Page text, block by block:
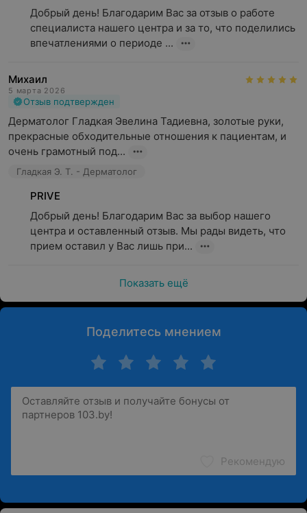
Добрый день! Благодарим Вас за отзыв о работе
специалиста нашего центра и за то, что поделились
впечатлениями о периоде ...
Михаил
5 марта 2026
Отзыв подтвержден
Дерматолог Гладкая Эвелина Тадиевна, золотые руки,
прекрасные обходительные отношения к пациентам, и
очень грамотный под...
Гладкая Э. Т. - Дерматолог
PRIVE
Добрый день! Благодарим Вас за выбор нашего
центра и оставленный отзыв. Мы рады видеть, что
прием оставил у Вас лишь при...
Показать ещё
Поделитесь мнением
Рекомендую